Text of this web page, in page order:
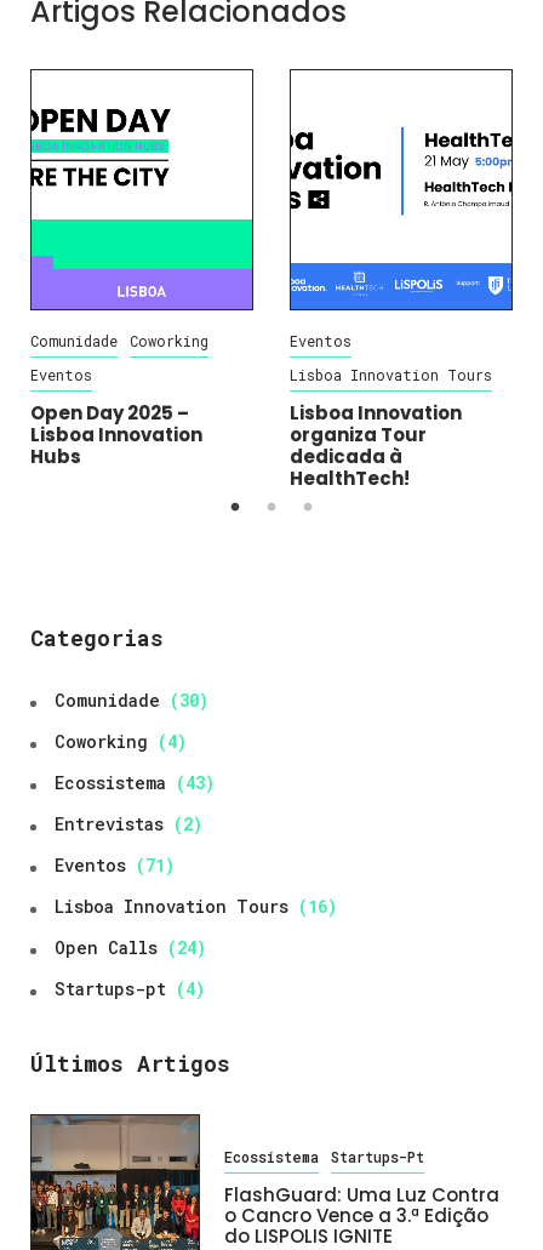
Artigos Relacionados
Comunidade
Coworking
Eventos
Open Day 2025 –
Lisboa Innovation
Hubs
Eventos
Lisboa Innovation Tours
Lisboa Innovation
organiza Tour
dedicada à
HealthTech!
Categorias
Comunidade (30)
Coworking (4)
Ecossistema (43)
Entrevistas (2)
Eventos (71)
Lisboa Innovation Tours (16)
Open Calls (24)
Startups-pt (4)
Últimos Artigos
Ecossistema Startups-Pt
FlashGuard: Uma Luz Contra
o Cancro Vence a 3.ª Edição
do LISPOLIS IGNITE